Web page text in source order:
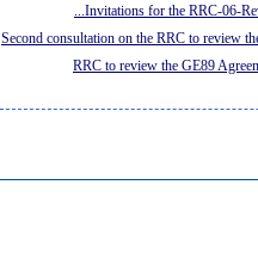
Invitations for the RRC-06-
Second consultation on the RRC to review
RRC to review the GE89